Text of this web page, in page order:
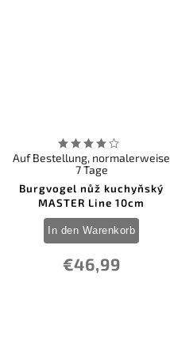
Burgvogel nůž kuchyňský
MASTER Line 10cm
Auf Bestellung, normalerweise
7 Tage
€46,99
In den Warenkorb